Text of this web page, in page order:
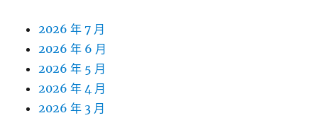
2026 年 7 月
2026 年 6 月
2026 年 5 月
2026 年 4 月
2026 年 3 月